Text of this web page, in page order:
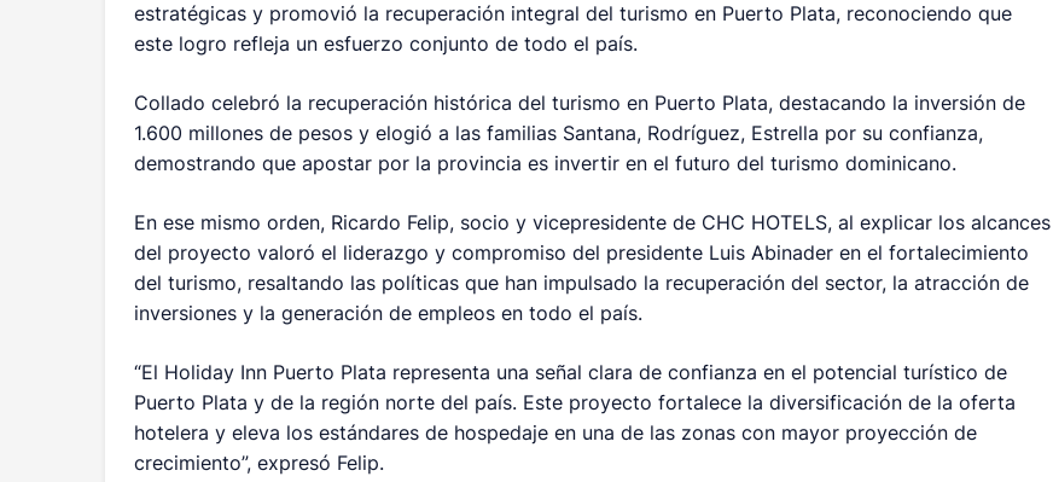
estratégicas y promovió la recuperación integral del turismo en Puerto Plata, reconociendo que
este logro refleja un esfuerzo conjunto de todo el país.
Collado celebró la recuperación histórica del turismo en Puerto Plata, destacando la inversión de
1.600 millones de pesos y elogió a las familias Santana, Rodríguez, Estrella por su confianza,
demostrando que apostar por la provincia es invertir en el futuro del turismo dominicano.
En ese mismo orden, Ricardo Felip, socio y vicepresidente de CHC HOTELS, al explicar los alcances
del proyecto valoró el liderazgo y compromiso del presidente Luis Abinader en el fortalecimiento
del turismo, resaltando las políticas que han impulsado la recuperación del sector, la atracción de
inversiones y la generación de empleos en todo el país.
“El Holiday Inn Puerto Plata representa una señal clara de confianza en el potencial turístico de
Puerto Plata y de la región norte del país. Este proyecto fortalece la diversificación de la oferta
hotelera y eleva los estándares de hospedaje en una de las zonas con mayor proyección de
crecimiento”, expresó Felip.